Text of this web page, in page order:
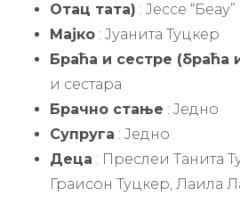
Отац тата) : Јессе “Беау”
Мајко : Јуанита Туцкер
Браћа и сестре (браћа
и сестара
Брачно стање : Једно
Супруга : Једно
Деца : Преслеи Танита
Граисон Туцкер, Лаила